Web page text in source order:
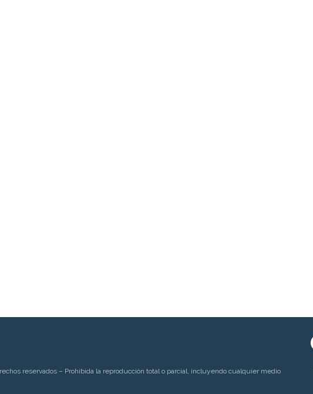
reservados – Prohibida la reproducción total o parcial, incluyendo cualquier medio